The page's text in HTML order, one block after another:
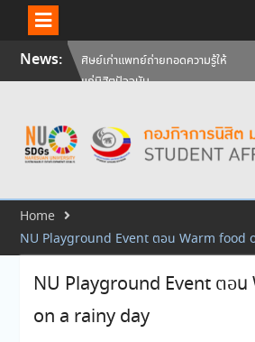
SkipNews:
ศิษย์เก่าแพทย์ถ่ายทอดความรู้ให้
แก่นิสิตปัจจุบัน
นเรศวร ครบรอบ 36 ปี 29
กรกฎาคม 2569
สัมภาษณ์นิสิตเพื่อพิจารณาเข้ารับ
ประจำปีการศึกษา 256
Home
NU Playground Event ตอน Warm food
NU Playground Event ตอ
on a rainy day